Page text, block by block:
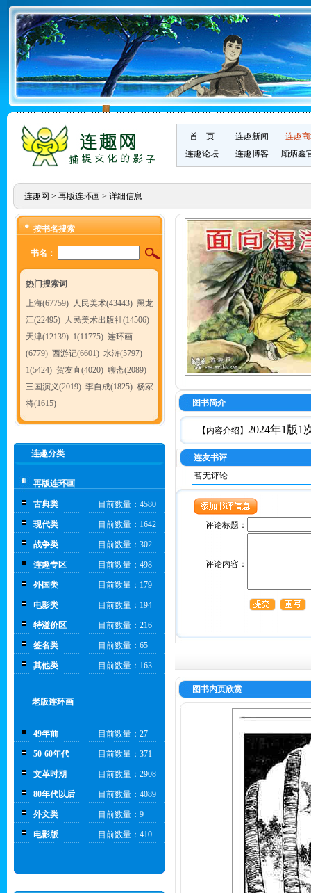
首 页 连趣新闻
连趣
连趣论坛
连趣博客 顾炳鑫
连趣网 > 再版连环画> 详细信息
按书名搜索
书名：
热门搜索词
上海(67759) 人民美术(43443) 黑龙
江(22495) 人民美术出版社(14506)
天津(12139) 1(11775) 连环画
(6779) 西游记(6601) 水浒(5797)
1(5424) 贺友直(4020) 聊斋(2089)
三国演义(2019) 李自成(1825) 杨家
将(1615)
连趣分类
再版连环画
古典类 目前数量：4580
现代类 目前数量：1642
战争类 目前数量：302
连趣专区 目前数量：498
外国类 目前数量：179
电影类 目前数量：194
特溢价区 目前数量：216
签名类 目前数量：65
其他类 目前数量：163
老版连环画
49年前 目前数量：27
50-60年代 目前数量：371
文革时期 目前数量：2908
80年代以后 目前数量：4089
外文类 目前数量：9
电影版 目前数量：410
图书简介
【内容介绍】 2024年1版1
连友书评
暂无评论……
评论标题：
评论内容：
图书内页欣赏